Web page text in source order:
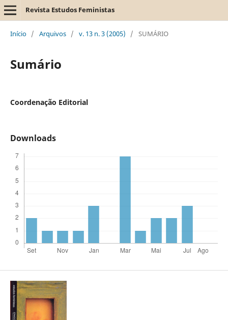
Revista Estudos Feministas
Início / Arquivos / v. 13 n. 3 (2005) / SUMÁRIO
Sumário
Coordenação Editorial
Downloads